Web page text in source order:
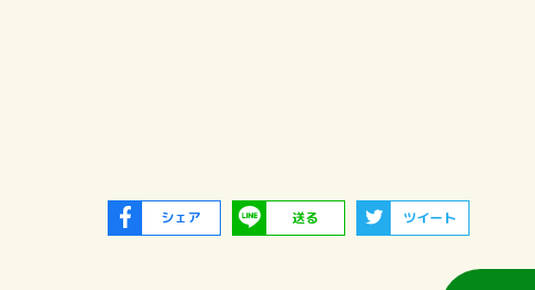
シェア 送る ツイート